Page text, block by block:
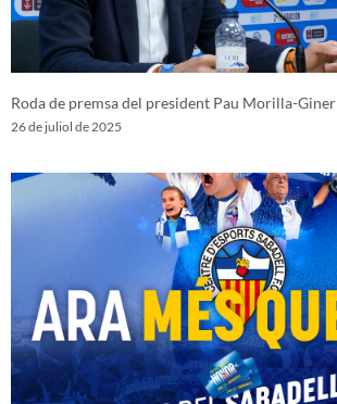
Roda de premsa del president Pau Morilla-Giner
26 de juliol de 2025